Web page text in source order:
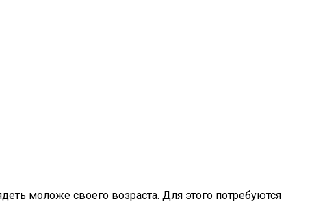
моложе своего возраста. Для этого потребуются